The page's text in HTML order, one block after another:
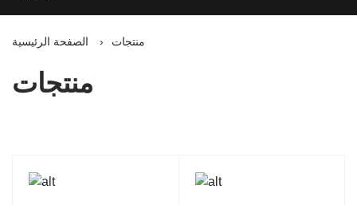
الصفحة الرئيسية منتجات
منتجات